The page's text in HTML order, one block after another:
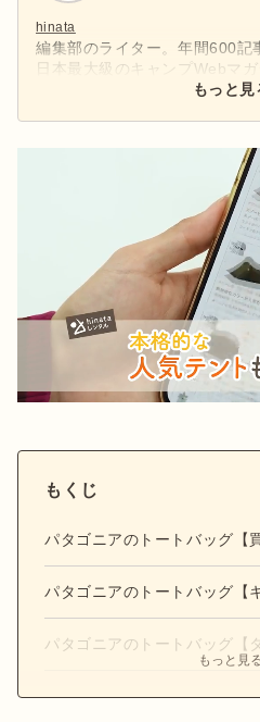
hinata
編集部のライター。年間600記
日本最大級のキャンプWebマ
た、アウトドアの最新情報をお
もっと見
もくじ
パタゴニアのトートバッグ【
パタゴニアのトートバッグ【
パタゴニアのトートバッグ【
もっと見